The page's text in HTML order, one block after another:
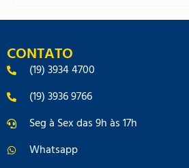
avaliação de
CONTATO
(19) 3934 4700
(19) 3936 9766
Seg à Sex das 9h às 17h
Whatsapp